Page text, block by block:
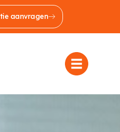
aanvragen